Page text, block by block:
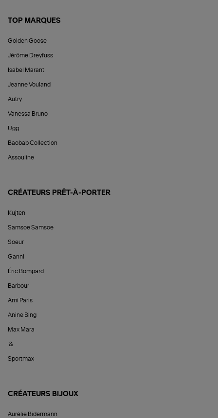
TOP MARQUES
Golden Goose
Jérôme Dreyfuss
Isabel Marant
Jeanne Vouland
Autry
Vanessa Bruno
Ugg
Baobab Collection
Assouline
CRÉATEURS PRÊT-À-PORTER
Kujten
Samsoe Samsoe
Soeur
Ganni
Éric Bompard
Barbour
Ami Paris
Anine Bing
Max Mara
&
Sportmax
CRÉATEURS BIJOUX
Aurélie Bidermann